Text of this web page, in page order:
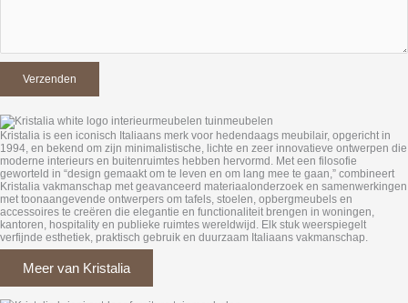
Kristalia is een iconisch Italiaans merk voor hedendaags meubilair, opgericht in
1994, en bekend om zijn minimalistische, lichte en zeer innovatieve ontwerpen die
moderne interieurs en buitenruimtes hebben hervormd. Met een filosofie
geworteld in “design gemaakt om te leven en om lang mee te gaan,” combineert
Kristalia vakmanschap met geavanceerd materiaalonderzoek en samenwerkingen
met toonaangevende ontwerpers om tafels, stoelen, opbergmeubels en
accessoires te creëren die elegantie en functionaliteit brengen in woningen,
kantoren, hospitality en publieke ruimtes wereldwijd. Elk stuk weerspiegelt
verfijnde esthetiek, praktisch gebruik en duurzaam Italiaans vakmanschap.
Meer van Kristalia